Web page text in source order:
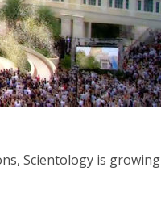
Scientology is growing